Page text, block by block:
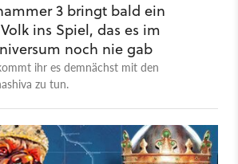
3 bringt bald ein
ins Spiel, das es im
noch nie gab
ihr es demnächst mit den
zu tun.